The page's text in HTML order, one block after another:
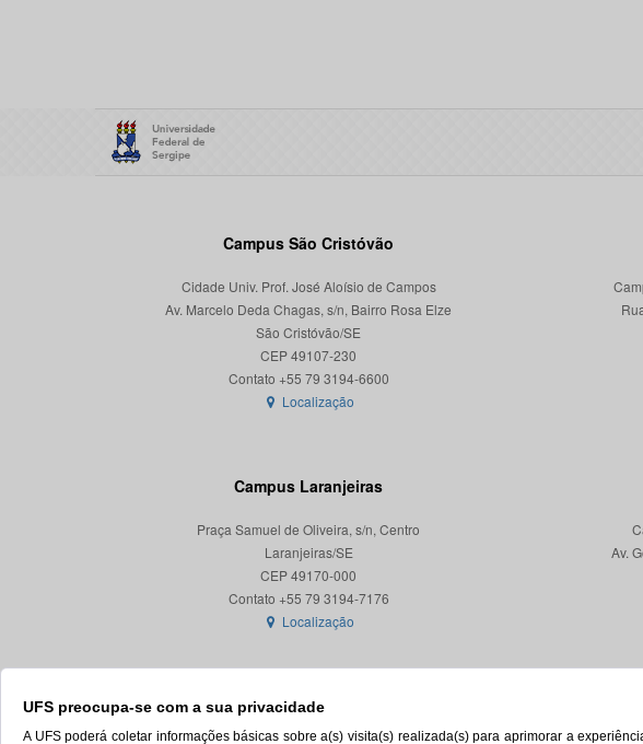
UFS preocupa-se com a sua privacidade
A UFS poderá coletar informações básicas sobre a(s) visita(s) realizada(s) para aprimorar a
Campus São Cristóvão
Cidade Univ. Prof. José Aloísio de Campos
Av. Marcelo Deda Chagas, s/n, Bairro Rosa Elze
São Cristóvão/SE
CEP 49107-230
Localização
Campus Laranjeiras
Praça Samuel de Oliveira, s/n, Centro
Laranjeiras/SE
CEP 49170-000
Localização
Av.